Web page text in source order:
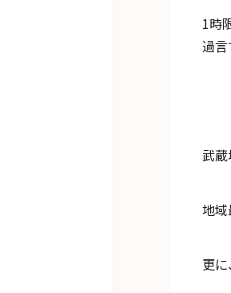
1時
過
武
地
更